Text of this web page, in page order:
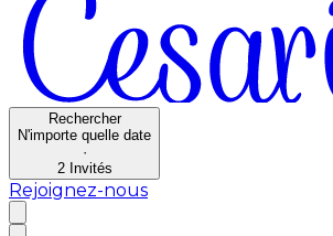
Rechercher
N'importe quelle date
·
2 Invités
Rejoignez-nous